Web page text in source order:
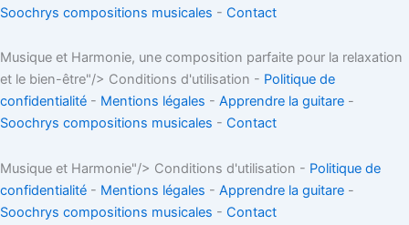
Soochrys compositions musicales - Contact
Musique et Harmonie, une composition parfaite pour la relaxation
et le bien-être"/> Conditions d'utilisation - Politique de
confidentialité - Mentions légales - Apprendre la guitare -
Soochrys compositions musicales - Contact
Musique et Harmonie"/> Conditions d'utilisation - Politique de
confidentialité - Mentions légales - Apprendre la guitare -
Soochrys compositions musicales - Contact